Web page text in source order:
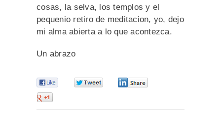
cosas, la selva, los templos y el
pequenio retiro de meditacion, yo, dejo
mi alma abierta a lo que acontezca.
Un abrazo